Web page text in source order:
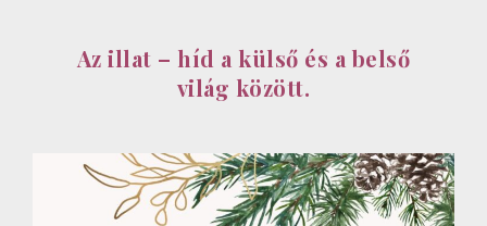
Az illat – híd a külső és a belső
világ között.